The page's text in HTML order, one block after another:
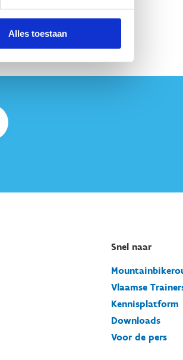
Alles toestaan
Snel naar
Vlaamse
Kennisplatform
Downloads
Voor de pers